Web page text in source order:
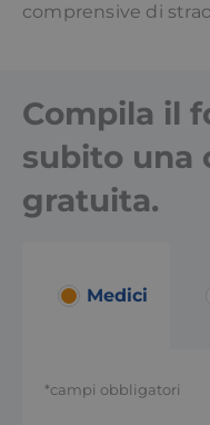
comprensive di
Compila il
subito una
gratuita.
Medici
*campi obbligatori